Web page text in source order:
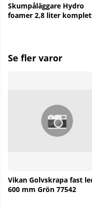
Skumpåläggare Hydro
foamer 2,8 liter
Se fler varor
Vikan Golvskrapa fast
600 mm Grön 77542